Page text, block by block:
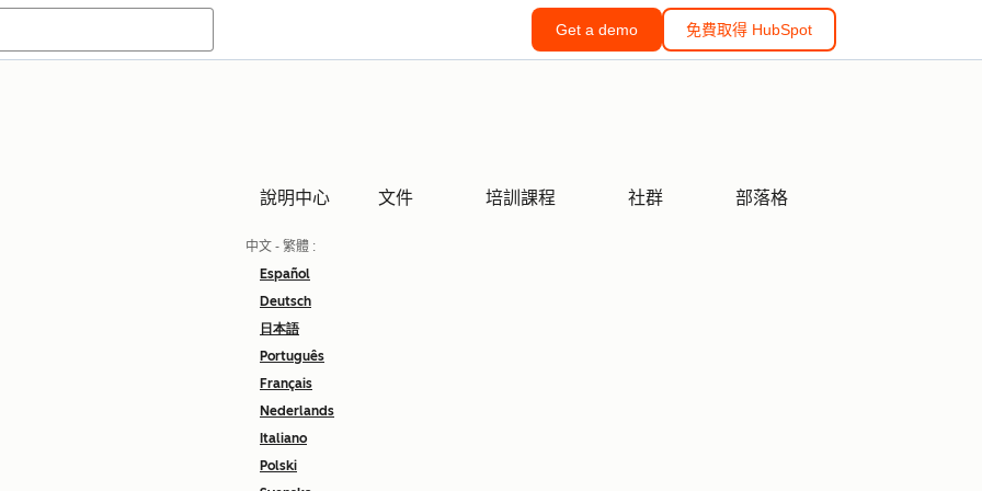
Get a demo 免費取得 HubSpot
說明中心 文件 培訓課程 社群 部落格
中文 - 繁體 :
Español
Deutsch
日本語
Português
Français
Nederlands
Italiano
Polski